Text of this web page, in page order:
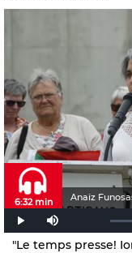
Anaiz
6:32 min
"Le temps presse!